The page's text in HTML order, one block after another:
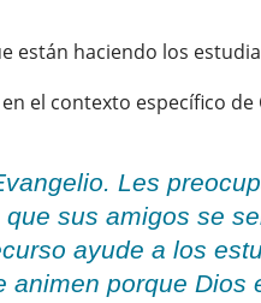
haciendo los
el contexto específico de
Les
sus amigos se
ayude a los
porque Dios